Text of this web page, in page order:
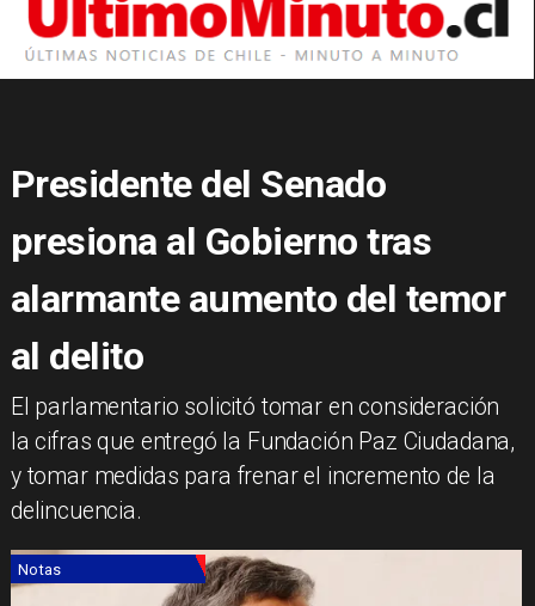
Presidente del Senado
presiona al Gobierno tras
alarmante aumento del temor
al delito
El parlamentario solicitó tomar en consideración
la cifras que entregó la Fundación Paz Ciudadana,
y tomar medidas para frenar el incremento de la
delincuencia.
Notas